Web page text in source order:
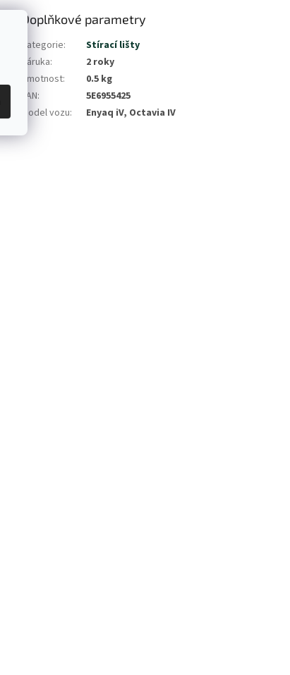
Doplňkové parametry
Kategorie:
Stírací lišty
Záruka:
2 roky
Hmotnost:
0.5 kg
EAN:
5E6955425
Model vozu: Enyaq iV, Octavia IV